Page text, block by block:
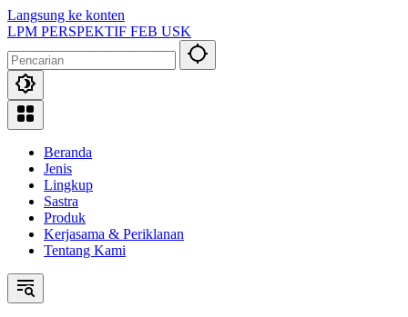
Langsung ke konten
LPM PERSPEKTIF FEB USK
Beranda
Jenis
Lingkup
Sastra
Produk
Kerjasama & Periklanan
Tentang Kami